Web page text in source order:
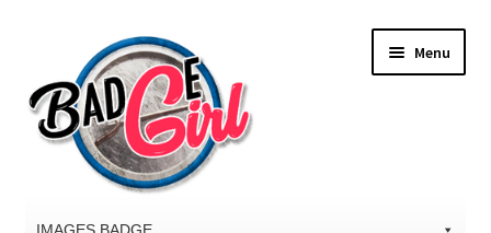
la
navigation
contenu
Menu
IMAGES BADGE